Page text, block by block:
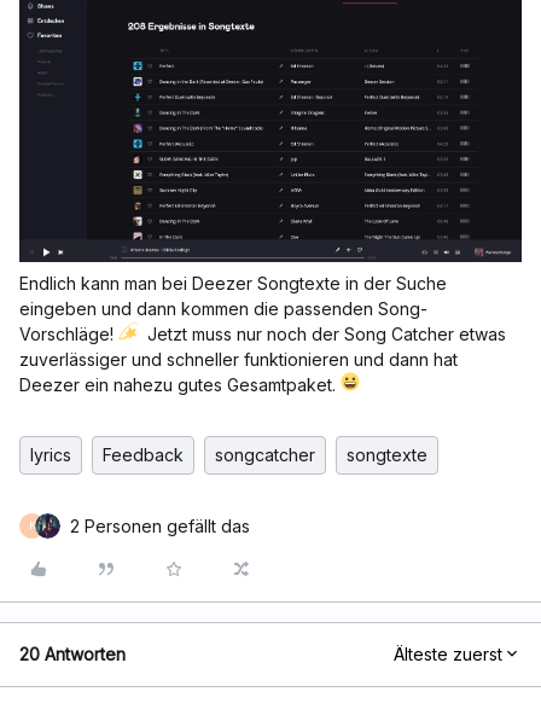
Endlich kann man bei Deezer Songtexte in der Suche
eingeben und dann kommen die passenden Song-
Vorschläge!
Jetzt muss nur noch der Song Catcher etwas
zuverlässiger und schneller funktionieren und dann hat
Deezer ein nahezu gutes Gesamtpaket.
lyrics Feedback songcatcher songtexte
K 2 Personen gefällt das
20 Antworten Älteste zuerst